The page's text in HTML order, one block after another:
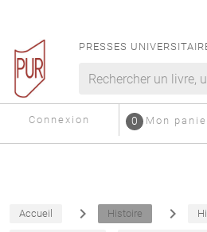
PRESSES
Connexion Mon
0
Accueil navigate_next Histoire navigate_next